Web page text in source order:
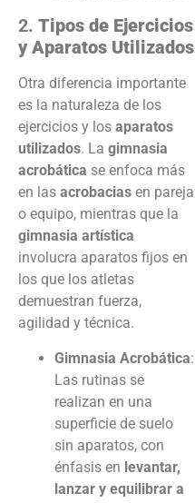
2. Tipos de Ejercicios
y Aparatos Utilizados
Otra diferencia importante
es la naturaleza de los
ejercicios y los aparatos
utilizados. La gimnasia
acrobática se enfoca más
en las acrobacias en pareja
o equipo, mientras que la
gimnasia artística
involucra aparatos fijos en
los que los atletas
demuestran fuerza,
agilidad y técnica.
Gimnasia Acrobática:
Las rutinas se
realizan en una
superficie de suelo
sin aparatos, con
énfasis en levantar,
lanzar y equilibrar a